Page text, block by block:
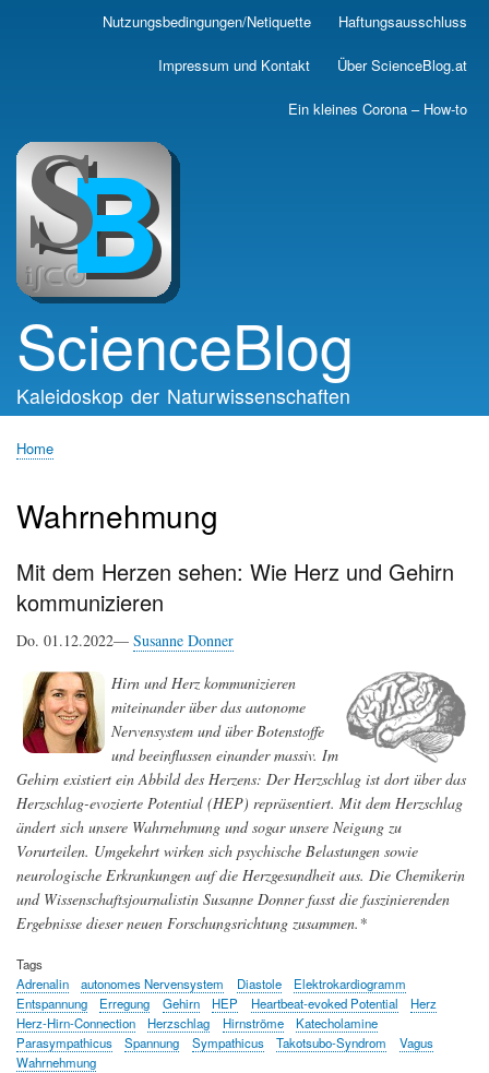
Skip
main
Nutzungsbedingungen/Netiquette Haftungsausschluss
Impressum und Kontakt Über ScienceBlog.at
Ein kleines Corona – How-to
ScienceBlog
Kaleidoskop der Naturwissenschaften
Home
Wahrnehmung
Mit dem Herzen sehen: Wie Herz und Gehirn
kommunizieren
Do. 01.12.2022— Susanne Donner
Hirn und Herz kommunizieren
miteinander über das autonome
Nervensystem und über Botenstoffe
und beeinflussen einander massiv. Im
Gehirn existiert ein Abbild des Herzens: Der Herzschlag ist dort über das
Herzschlag-evozierte Potential (HEP) repräsentiert. Mit dem Herzschlag
ändert sich unsere Wahrnehmung und sogar unsere Neigung zu
Vorurteilen. Umgekehrt wirken sich psychische Belastungen sowie
neurologische Erkrankungen auf die Herzgesundheit aus. Die Chemikerin
und Wissenschaftsjournalistin Susanne Donner fasst die faszinierenden
Ergebnisse dieser neuen Forschungsrichtung zusammen.*
Tags
Adrenalin
autonomes Nervensystem Diastole
Elektrokardiogramm
Entspannung
Erregung Gehirn HEP Heartbeat-evoked Potential
Herz
Herz-Hirn-Connection
Herzschlag Hirnströme
Katecholamine
Parasympathicus
Spannung Sympathicus Takotsubo-Syndrom
Vagus
Wahrnehmung